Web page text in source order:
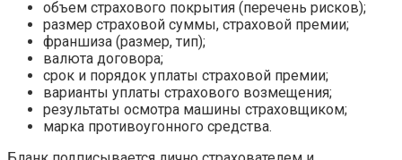
объем страхового покрытия (перечень рисков);
размер страховой суммы, страховой премии;
франшиза (размер, тип);
валюта договора;
срок и порядок уплаты страховой премии;
варианты уплаты страхового возмещения;
результаты осмотра машины страховщиком;
марка противоугонного средства.